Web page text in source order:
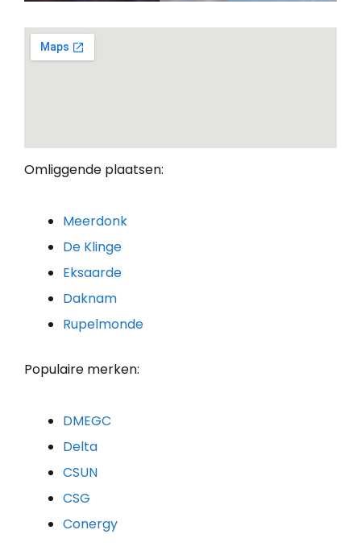
Omliggende plaatsen:
Meerdonk
De Klinge
Eksaarde
Daknam
Rupelmonde
Populaire merken:
DMEGC
Delta
CSUN
CSG
Conergy